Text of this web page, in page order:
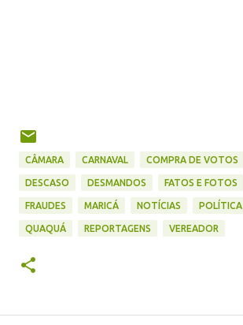
CÂMARA CARNAVAL COMPRA DE VOTOS
DESCASO DESMANDOS FATOS E FOTOS
FRAUDES MARICÁ NOTÍCIAS POLÍTICA
QUAQUÁ REPORTAGENS VEREADOR